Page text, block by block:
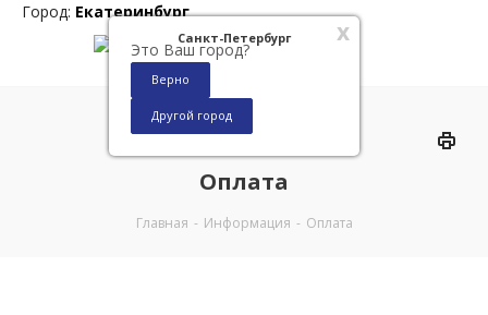
x
Санкт-Петербург
Это Ваш город?
Верно
Другой город
Город: Екатеринбург
Оплата
Главная - Информация - Оплата